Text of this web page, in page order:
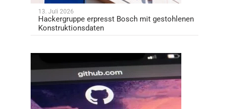
13. Juli 2026
Hackergruppe erpresst Bosch mit gestohlenen
Konstruktionsdaten